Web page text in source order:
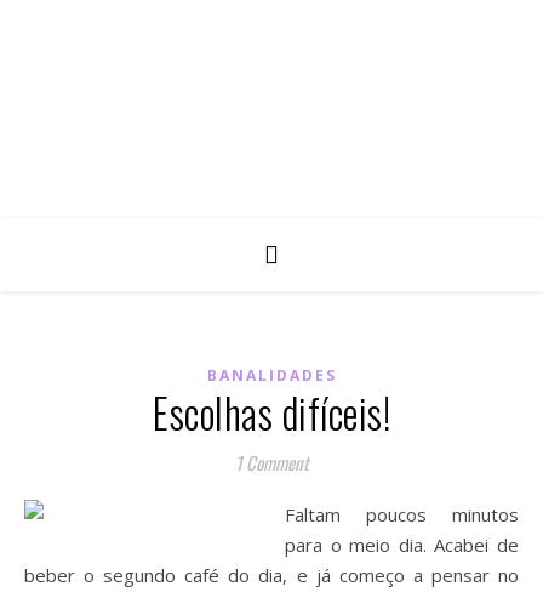
BANALIDADES
Escolhas difíceis!
1 Comment
Faltam poucos minutos
para o meio dia. Acabei de
beber o segundo café do dia, e já começo a pensar no